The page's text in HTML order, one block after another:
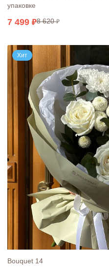
упаковке
7 499 8 620
Хит
Bouquet 14